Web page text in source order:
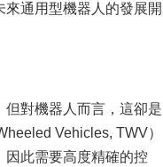
通用型機器人的發展開
對機器人而言，這卻是
Vehicles, TWV）
因此需要高度精確的控